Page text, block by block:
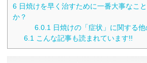
6 日焼けを早く治すために一番大事なこ
か？
6.0.1 日焼けの「症状」に関する
6.1 こんな記事も読まれています!!